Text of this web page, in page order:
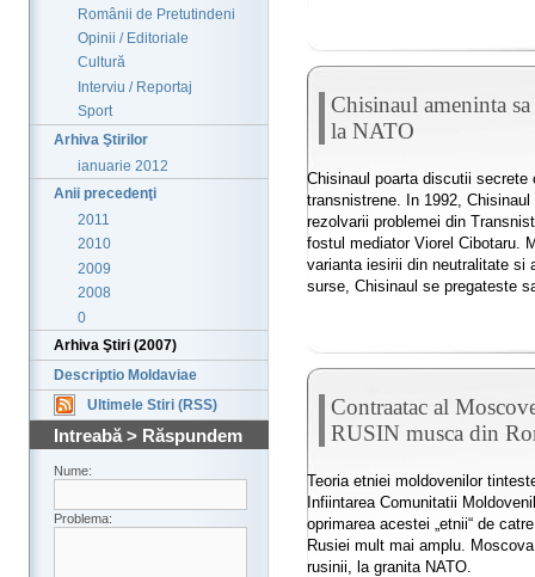
Românii de Pretutindeni
Opinii / Editoriale
Cultură
Interviu / Reportaj
Sport
Arhiva Ştirilor
ianuarie 2012
Anii precedenţi
2011
2010
2009
2008
0
Arhiva Ştiri (2007)
Descriptio Moldaviae
Ultimele Stiri (RSS)
Intreabă > Răspundem
Nume:
Problema:
Chisinaul ameninta
la NATO
Chisinaul poarta discutii
transnistrene. In 1992,
rezolvarii problemei din
fostul mediator Viorel Cibotaru.
varianta iesirii din neutralitate si
surse, Chisinaul se pregateste
Contraatac al
RUSIN musca din
Teoria etniei moldovenilor
Infiintarea Comunitatii
oprimarea acestei „etnii“ de
Rusiei mult mai amplu.
rusinii, la granita NATO.